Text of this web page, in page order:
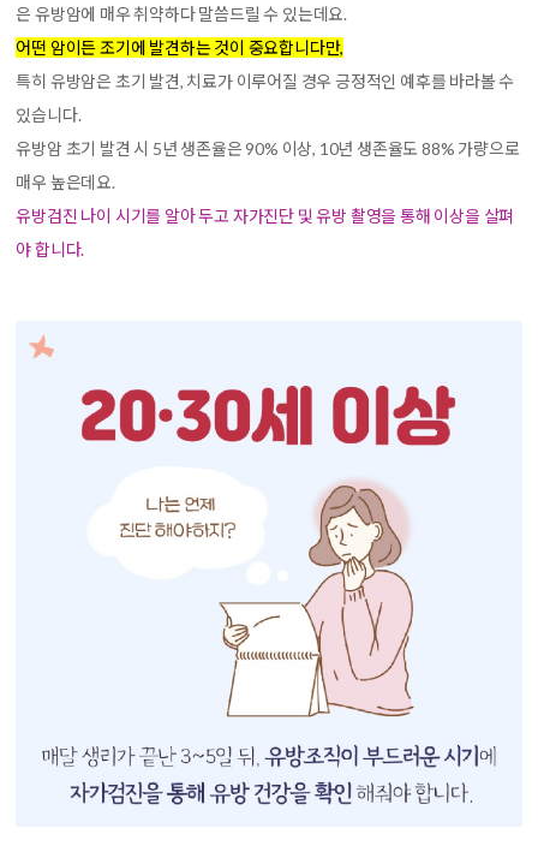
은 유방암에 매우 취약하다 말씀드릴 수 있는데요.
어떤 암이든 조기에 발견하는 것이 중요합니다만,
특히 유방암은 초기 발견, 치료가 이루어질 경우 긍정적인 예후를 바라볼 수
있습니다.
유방암 초기 발견 시 5년 생존율은 90% 이상, 10년 생존율도 88% 가량으로
매우 높은데요.
유방검진 나이 시기를 알아 두고 자가진단 및 유방 촬영을 통해 이상을 살펴
야 합니다.